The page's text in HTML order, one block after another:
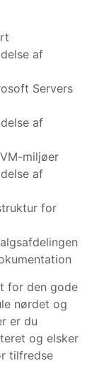
af
Servers
af
miljøer
af
for
for den gode
nørdet og
er du
og elsker
tilfredse